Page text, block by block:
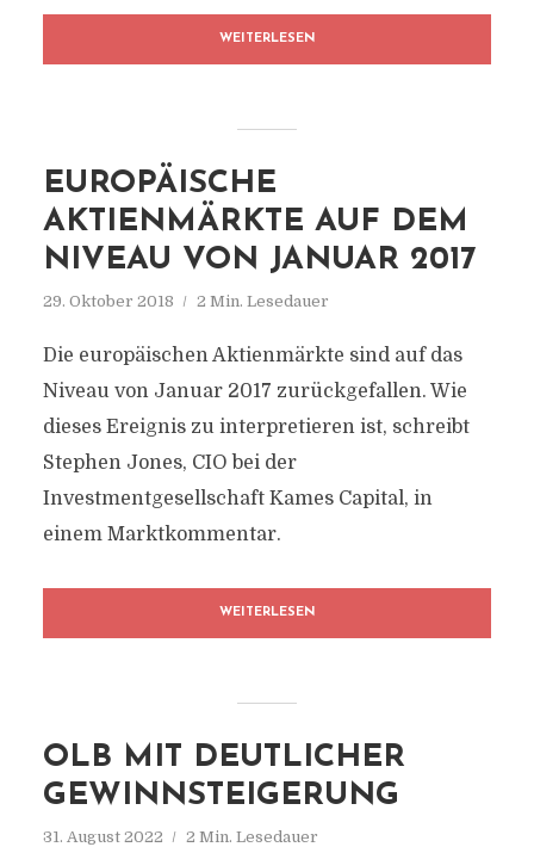
WEITERLESEN
EUROPÄISCHE
AKTIENMÄRKTE AUF DEM
NIVEAU VON JANUAR 2017
29. Oktober 2018 2 Min. Lesedauer
Die europäischen Aktienmärkte sind auf das
Niveau von Januar 2017 zurückgefallen. Wie
dieses Ereignis zu interpretieren ist, schreibt
Stephen Jones, CIO bei der
Investmentgesellschaft Kames Capital, in
einem Marktkommentar.
WEITERLESEN
OLB MIT DEUTLICHER
GEWINNSTEIGERUNG
31. August 2022 2 Min. Lesedauer